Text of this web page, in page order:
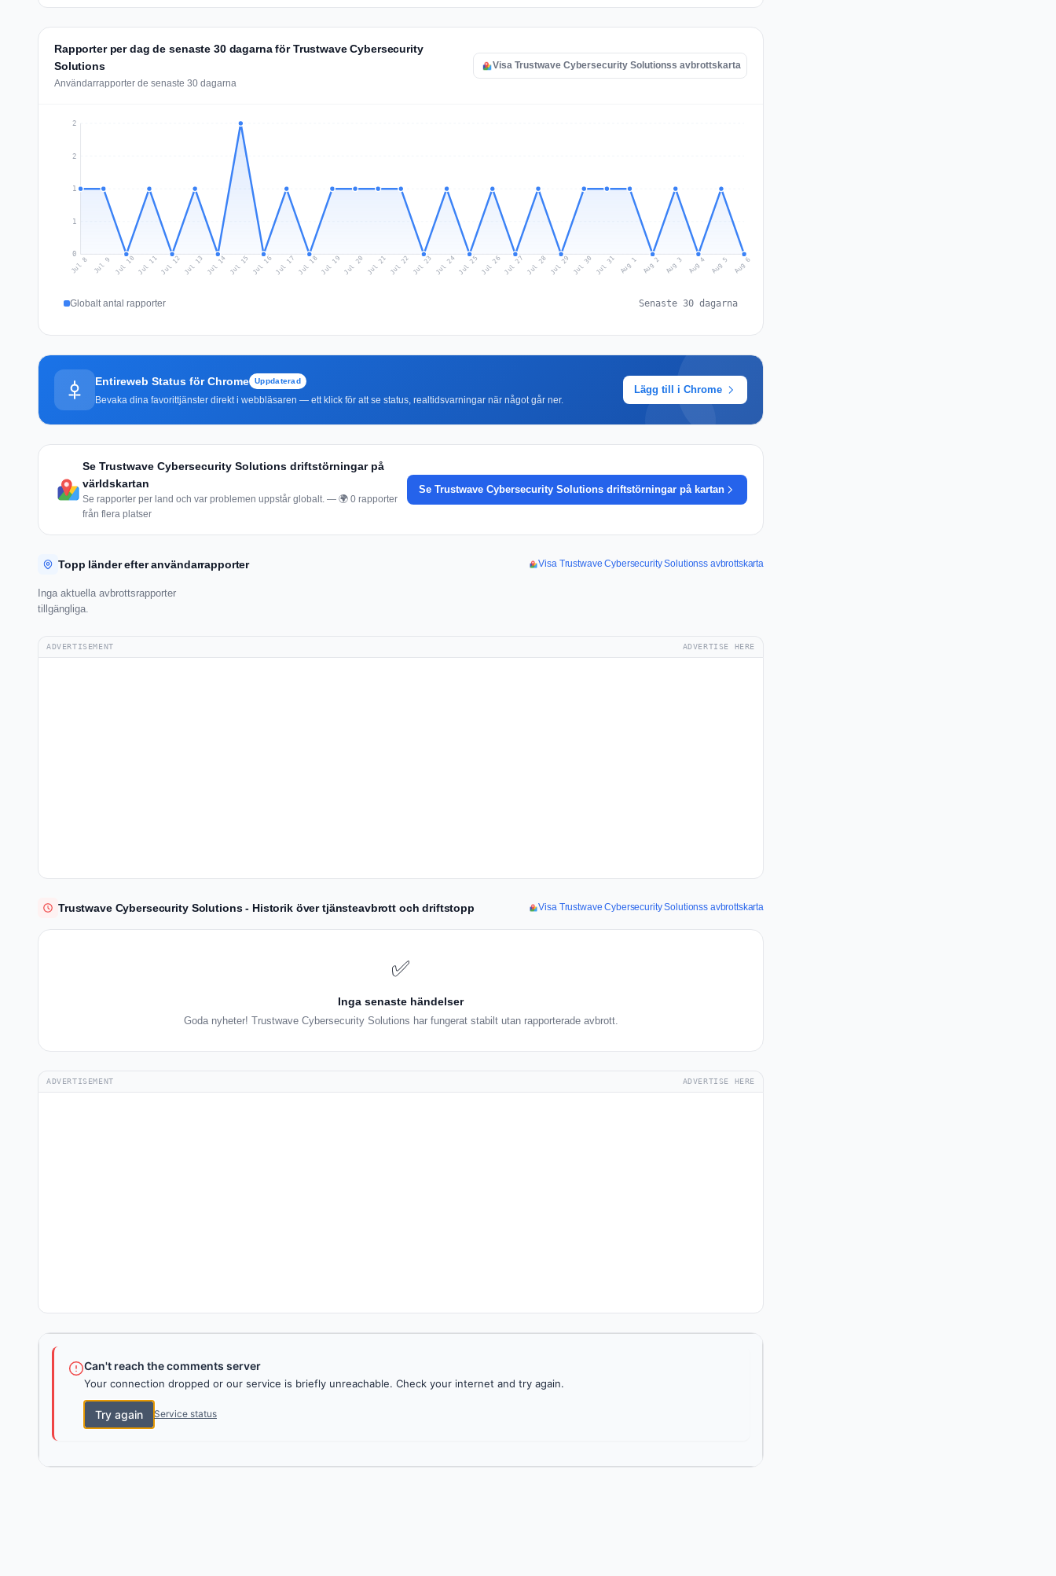
Rapporter per dag de senaste 30 dagarna för Trustwave Cybersecurity
Solutions
Användarrapporter de senaste 30 dagarna
Visa Trustwave Cybersecurity Solutionss avbrottskarta
0
1
1
2
2
Jul 8 Jul 9 Jul 10 Jul 11Jul 12 Jul 13 Jul 14 Jul 15 Jul 16Jul 17 Jul 18Jul 19 Jul 20 Jul 21 Jul 22 Jul 23 Jul 24Jul 25 Jul 26Jul 27 Jul 28 Jul 29 Jul 30 Jul 31 Aug 1 Aug 2 Aug 3 Aug 4 Aug 5 Aug 6
Globalt antal rapporter Senaste 30 dagarna
Entireweb Status för Chrome Uppdaterad
Bevaka dina favorittjänster direkt i webbläsaren — ett klick för att se status, realtidsvarningar när något går ner.
Lägg till i Chrome
Se Trustwave Cybersecurity Solutions driftstörningar på
världskartan
Se rapporter per land och var problemen uppstår globalt. — 🌍 0 rapporter
från flera platser
Se Trustwave Cybersecurity Solutions driftstörningar på kartan
Topp länder efter användarrapporter Visa Trustwave Cybersecurity Solutionss avbrottskarta
Inga aktuella avbrottsrapporter
tillgängliga.
ADVERTISEMENT ADVERTISE HERE
Trustwave Cybersecurity Solutions - Historik över tjänsteavbrott och driftstopp Visa Trustwave Cybersecurity Solutionss avbrottskarta
✅
Inga senaste händelser
Goda nyheter! Trustwave Cybersecurity Solutions har fungerat stabilt utan rapporterade avbrott.
ADVERTISEMENT ADVERTISE HERE
Can't reach the comments server
Your connection dropped or our service is briefly unreachable. Check your internet and try again.
Try again Service status